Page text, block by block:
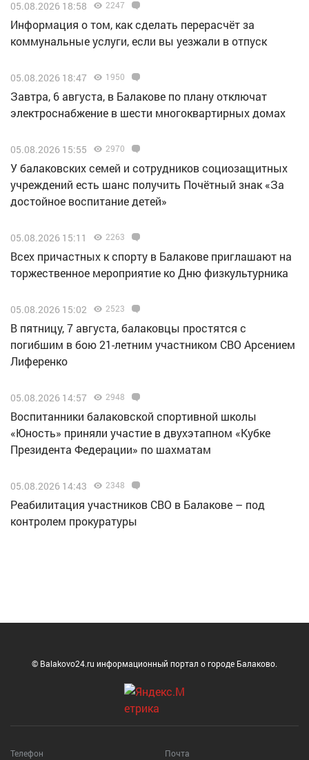
05.08.2026 18:58 2247
Информация о том, как сделать перерасчёт за
коммунальные услуги, если вы уезжали в отпуск
05.08.2026 18:47 1950
Завтра, 6 августа, в Балакове по плану отключат
электроснабжение в шести многоквартирных домах
05.08.2026 15:55 2970
У балаковских семей и сотрудников социозащитных
учреждений есть шанс получить Почётный знак «За
достойное воспитание детей»
05.08.2026 15:11 2263
Всех причастных к спорту в Балакове приглашают на
торжественное мероприятие ко Дню физкультурника
05.08.2026 15:02 2523
В пятницу, 7 августа, балаковцы простятся с
погибшим в бою 21-летним участником СВО Арсением
Лиференко
05.08.2026 14:57 2948
Воспитанники балаковской спортивной школы
«Юность» приняли участие в двухэтапном «Кубке
Президента Федерации» по шахматам
05.08.2026 14:43 2348
Реабилитация участников СВО в Балакове – под
контролем прокуратуры
© Balakovo24.ru информационный портал о городе Балаково.
Телефон Почта